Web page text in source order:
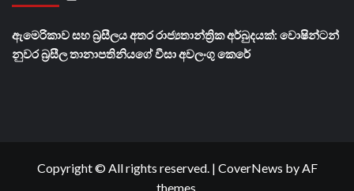
ඇමෙරිකාව සහ බ්‍රසීලය අතර රාජ්‍යතාන්ත්‍රික අර්බුදයක්: වොෂින්ටන්
නුවර බ්‍රසීල තානාපතිනියගේ වීසා අවලංගු කෙරේ
Copyright © All rights reserved. | CoverNews by AF
themes.